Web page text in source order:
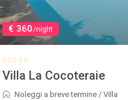
€ 360/night
Villa La Cocoteraie
Noleggi a breve termine /Villa